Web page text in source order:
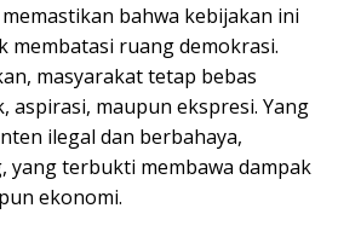
bahwa kebijakan ini
ruang demokrasi.
masyarakat tetap bebas
aspirasi, maupun ekspresi. Yang
ilegal dan berbahaya,
yang terbukti membawa dampak
ekonomi.